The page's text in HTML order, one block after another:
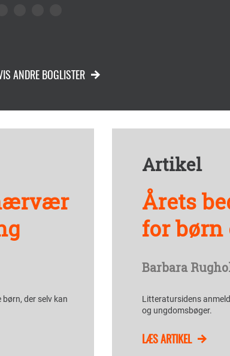
ANDRE BOGLISTER
der selv kan
Artikel
Årets
for børn
Barbara
Litteratursidens
og ungdomsbøger.
LÆS ARTIKEL